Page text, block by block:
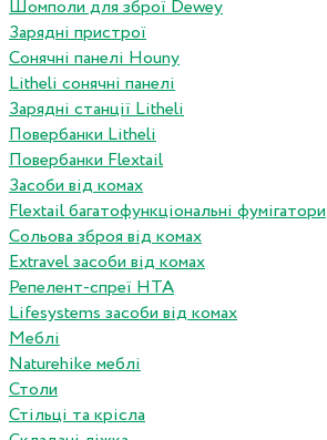
Шомполи для зброї Dewey
Зарядні пристрої
Сонячні панелі Houny
Litheli сонячні панелі
Зарядні станції Litheli
Повербанки Litheli
Повербанки Flextail
Засоби від комах
Flextail багатофункціональні фумігатори
Сольова зброя від комах
Extravel засоби від комах
Репелент-спреї HTA
Lifesystems засоби від комах
Меблі
Naturehike меблі
Столи
Стільці та крісла